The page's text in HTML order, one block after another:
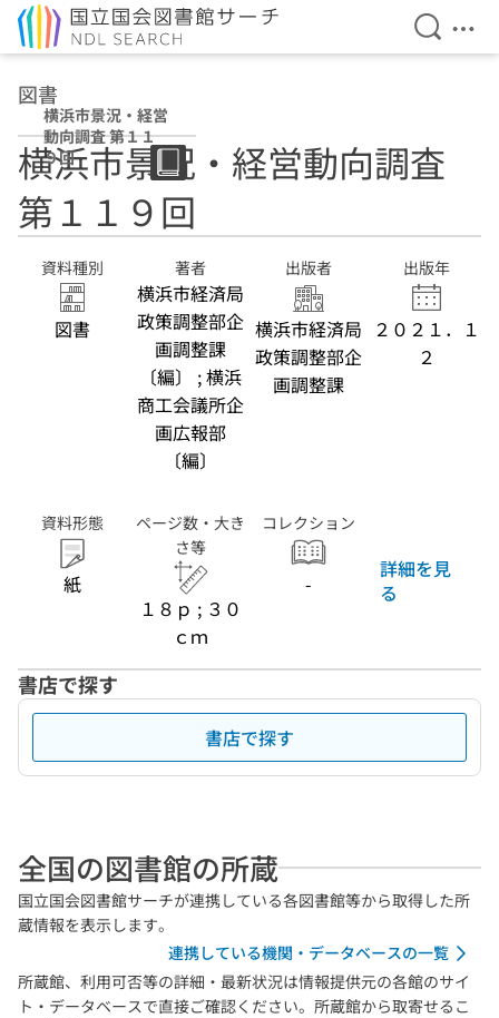
検索を
メ
図書
横浜市景況・経営
動向調査 第１１
９回
横浜市景況・経営動向調査
第１１９回
資料種別
図書
著者
横浜市経済局
政策調整部企
画調整課
〔編〕 ; 横浜
商工会議所企
画広報部
〔編〕
出版者
横浜市経済局
政策調整部企
画調整課
出版年
２０２１．１
２
資料形態
紙
ページ数・大き
さ等
１８ｐ ; ３０
ｃｍ
コレクション
-
詳細を見
る
書店で探す
書店で探す
全国の図書館の所蔵
国立国会図書館サーチが連携している各図書館等から取得した所
蔵情報を表示します。
連携している機関・データベースの一覧
所蔵館、利用可否等の詳細・最新状況は情報提供元の各館のサイ
ト・データベースで直接ご確認ください。所蔵館から取寄せるこ